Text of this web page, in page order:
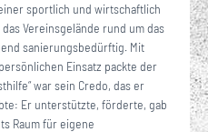
sportlich und wirtschaftlich
Vereinsgelände rund um das
sanierungsbedürftig. Mit
Einsatz packte der
war sein Credo, das er
Er unterstützte, förderte, gab
Raum für eigene